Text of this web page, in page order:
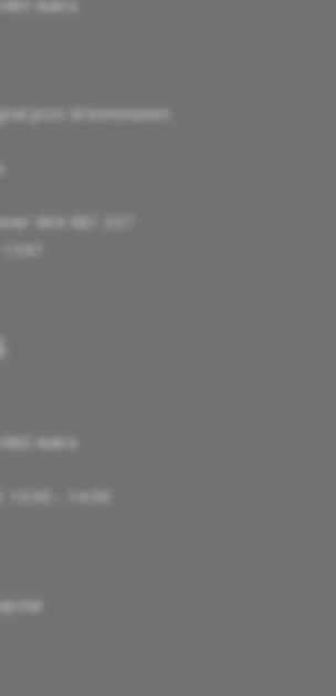
Aukra
post til kommunen
964 981 337
Aukra
- 14.00